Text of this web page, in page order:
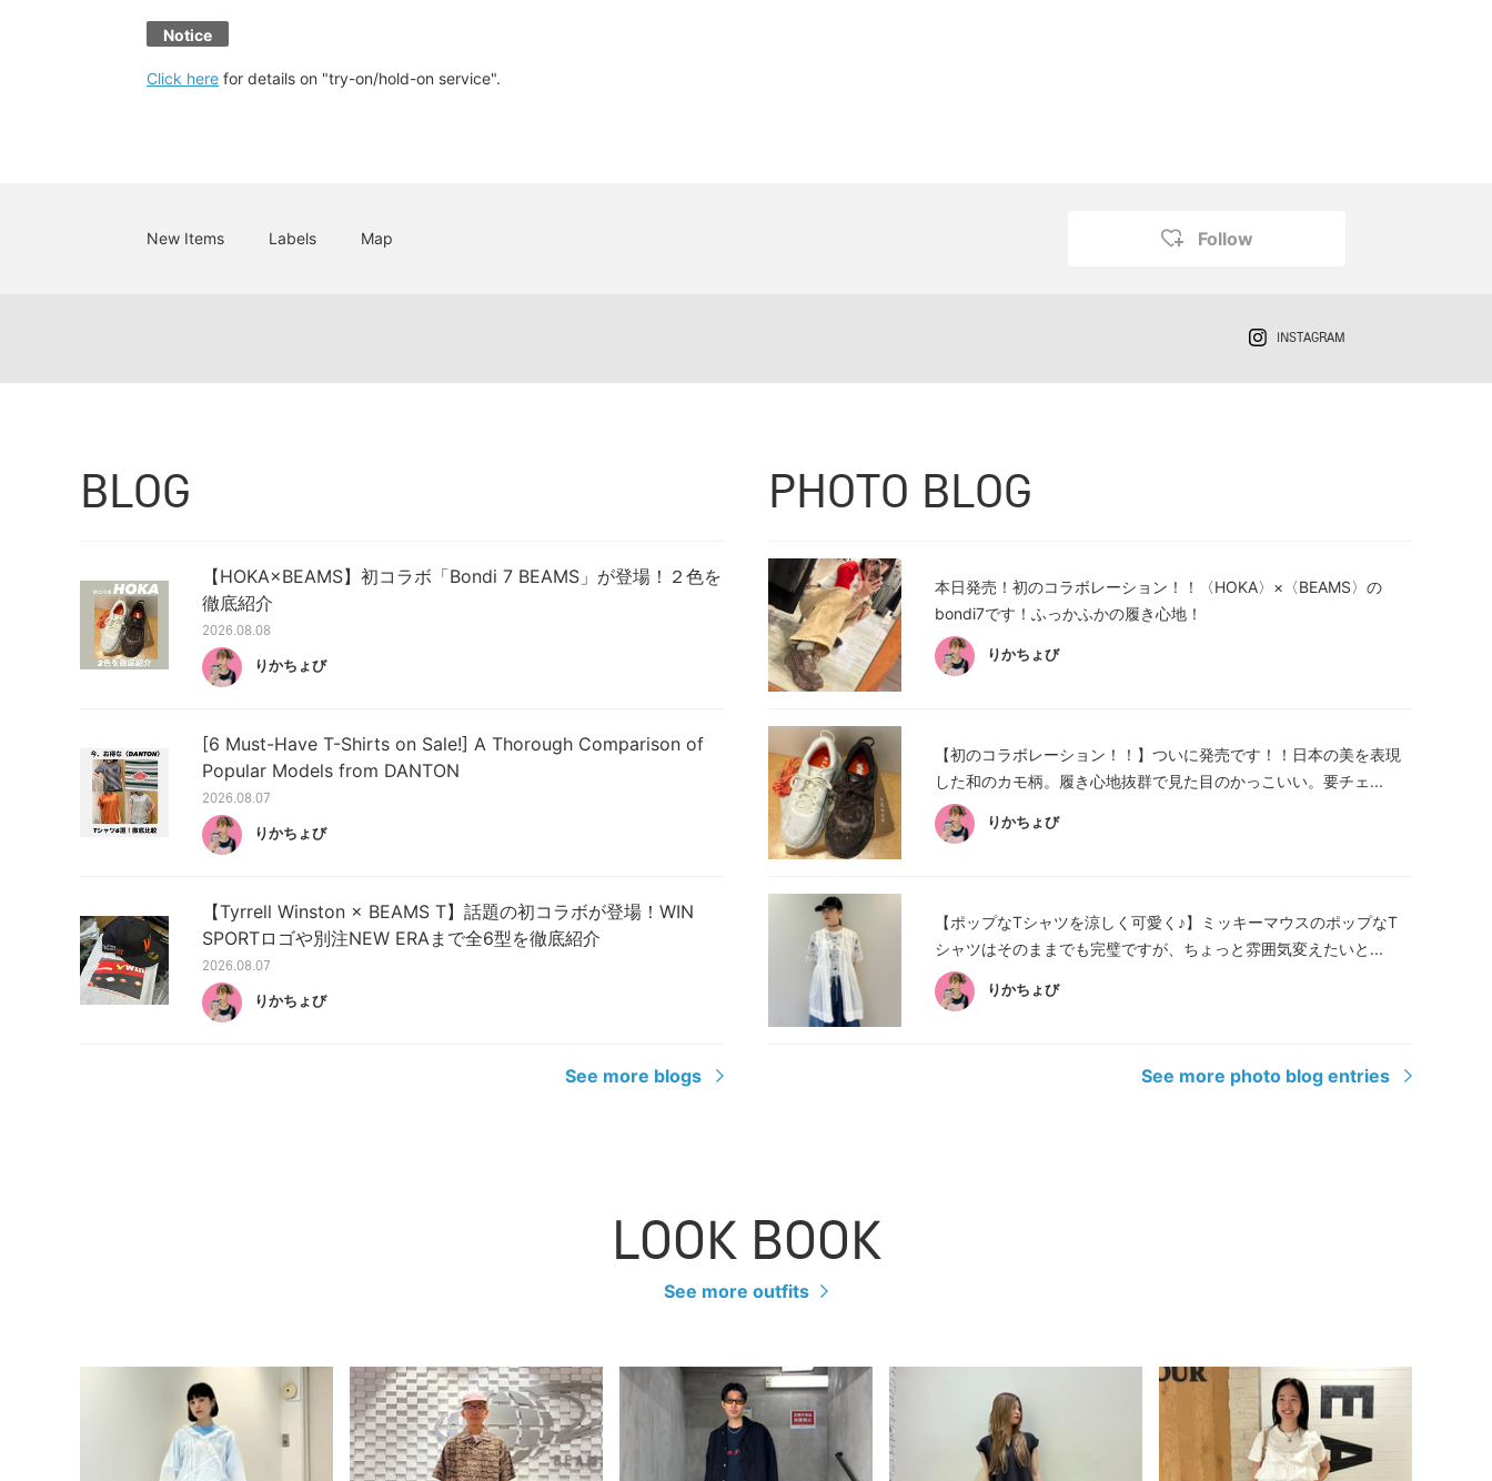
Notice
Click here for details on "try-on/hold-on service".
New Items Labels Map Follow
INSTAGRAM
BLOG
【HOKA×BEAMS】初コラボ「Bondi 7 BEAMS」が登場！２色を
徹底紹介
2026.08.08
りかちょび
[6 Must-Have T-Shirts on Sale!] A Thorough Comparison of
Popular Models from DANTON
2026.08.07
りかちょび
【Tyrrell Winston × BEAMS T】話題の初コラボが登場！WIN
SPORTロゴや別注NEW ERAまで全6型を徹底紹介
2026.08.07
りかちょび
See more blogs
PHOTO BLOG
本日発売！初のコラボレーション！！〈HOKA〉×〈BEAMS〉の
bondi7です！ふっかふかの履き心地！
りかちょび
【初のコラボレーション！！】ついに発売です！！日本の美を表現
した和のカモ柄。履き心地抜群で見た目のかっこいい。要チェ...
りかちょび
【ポップなTシャツを涼しく可愛く♪】ミッキーマウスのポップなT
シャツはそのままでも完璧ですが、ちょっと雰囲気変えたいと...
りかちょび
See more photo blog entries
LOOK BOOK
See more outfits